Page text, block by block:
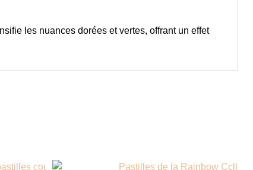
les nuances dorées et vertes, offrant un effet